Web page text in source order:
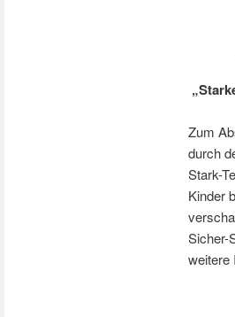
Zum
durch
Stark-
Kinder
Sicher-
weitere